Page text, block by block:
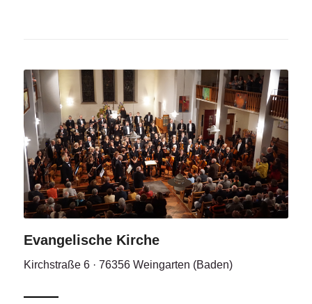
Evangelische Kirche
Kirchstraße 6 · 76356 Weingarten (Baden)